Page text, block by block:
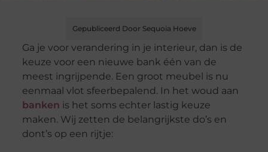
Gepubliceerd Door Sequoia Hoeve
Ga je voor verandering in je interieur, dan is de
keuze voor een nieuwe bank één van de
meest ingrijpende. Een groot meubel is nu
eenmaal vlot sfeerbepalend. In het woud aan
banken is het soms echter lastig keuze
maken. Wij zetten de belangrijkste do’s en
dont’s op een rijtje: